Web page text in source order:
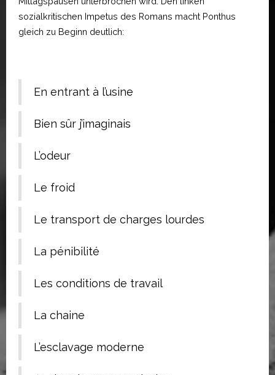
sozialkritischen Impetus des Romans macht Ponthus
gleich zu Beginn deutlich:
En entrant à l’usine
Bien sûr j’imaginais
L’odeur
Le froid
Le transport de charges lourdes
La pénibilité
Les conditions de travail
La chaine
L’esclavage moderne